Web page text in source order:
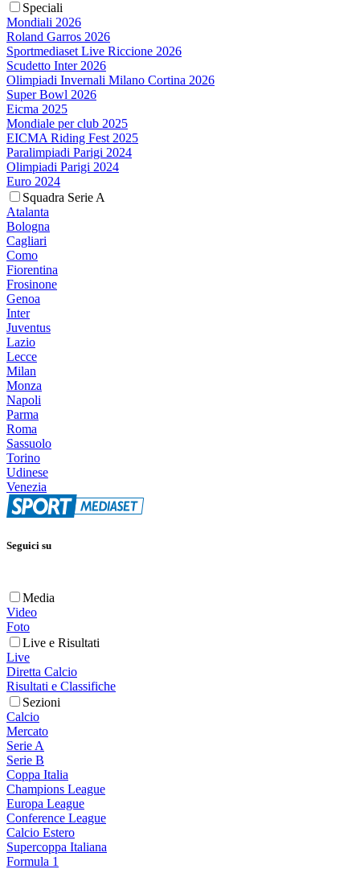
Speciali
Mondiali 2026
Roland Garros 2026
Sportmediaset Live Riccione 2026
Scudetto Inter 2026
Olimpiadi Invernali Milano Cortina 2026
Super Bowl 2026
Eicma 2025
Mondiale per club 2025
EICMA Riding Fest 2025
Paralimpiadi Parigi 2024
Olimpiadi Parigi 2024
Euro 2024
Squadra Serie A
Atalanta
Bologna
Cagliari
Como
Fiorentina
Frosinone
Genoa
Inter
Juventus
Lazio
Lecce
Milan
Monza
Napoli
Parma
Roma
Sassuolo
Torino
Udinese
Venezia
Seguici su
Media
Video
Foto
Live e Risultati
Live
Diretta Calcio
Risultati e Classifiche
Sezioni
Calcio
Mercato
Serie A
Serie B
Coppa Italia
Champions League
Europa League
Conference League
Calcio Estero
Supercoppa Italiana
Formula 1